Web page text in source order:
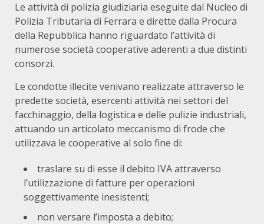
Le attività di polizia giudiziaria eseguite dal Nucleo di
Polizia Tributaria di Ferrara e dirette dalla Procura
della Repubblica hanno riguardato l’attività di
numerose società cooperative aderenti a due distinti
consorzi.
Le condotte illecite venivano realizzate attraverso le
predette società, esercenti attività nei settori del
facchinaggio, della logistica e delle pulizie industriali,
attuando un articolato meccanismo di frode che
utilizzava le cooperative al solo fine di:
traslare su di esse il debito IVA attraverso
l’utilizzazione di fatture per operazioni
soggettivamente inesistenti;
non versare l’imposta a debito;